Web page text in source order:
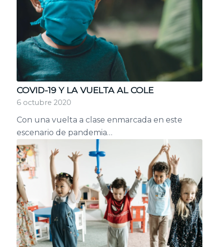
COVID-19 Y LA VUELTA AL COLE
6 octubre 2020
Con una vuelta a clase enmarcada en este
escenario de pandemia…